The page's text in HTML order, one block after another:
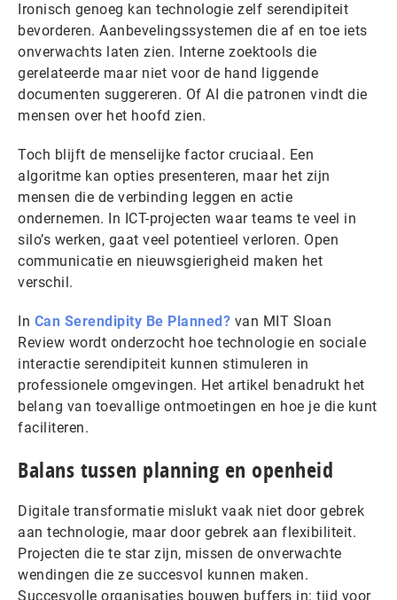
Ironisch genoeg kan technologie zelf serendipiteit
bevorderen. Aanbevelingssystemen die af en toe iets
onverwachts laten zien. Interne zoektools die
gerelateerde maar niet voor de hand liggende
documenten suggereren. Of AI die patronen vindt die
mensen over het hoofd zien.
Toch blijft de menselijke factor cruciaal. Een
algoritme kan opties presenteren, maar het zijn
mensen die de verbinding leggen en actie
ondernemen. In ICT-projecten waar teams te veel in
silo’s werken, gaat veel potentieel verloren. Open
communicatie en nieuwsgierigheid maken het
verschil.
In Can Serendipity Be Planned? van MIT Sloan
Review wordt onderzocht hoe technologie en sociale
interactie serendipiteit kunnen stimuleren in
professionele omgevingen. Het artikel benadrukt het
belang van toevallige ontmoetingen en hoe je die kunt
faciliteren.
Balans tussen planning en openheid
Digitale transformatie mislukt vaak niet door gebrek
aan technologie, maar door gebrek aan flexibiliteit.
Projecten die te star zijn, missen de onverwachte
wendingen die ze succesvol kunnen maken.
Succesvolle organisaties bouwen buffers in: tijd voor